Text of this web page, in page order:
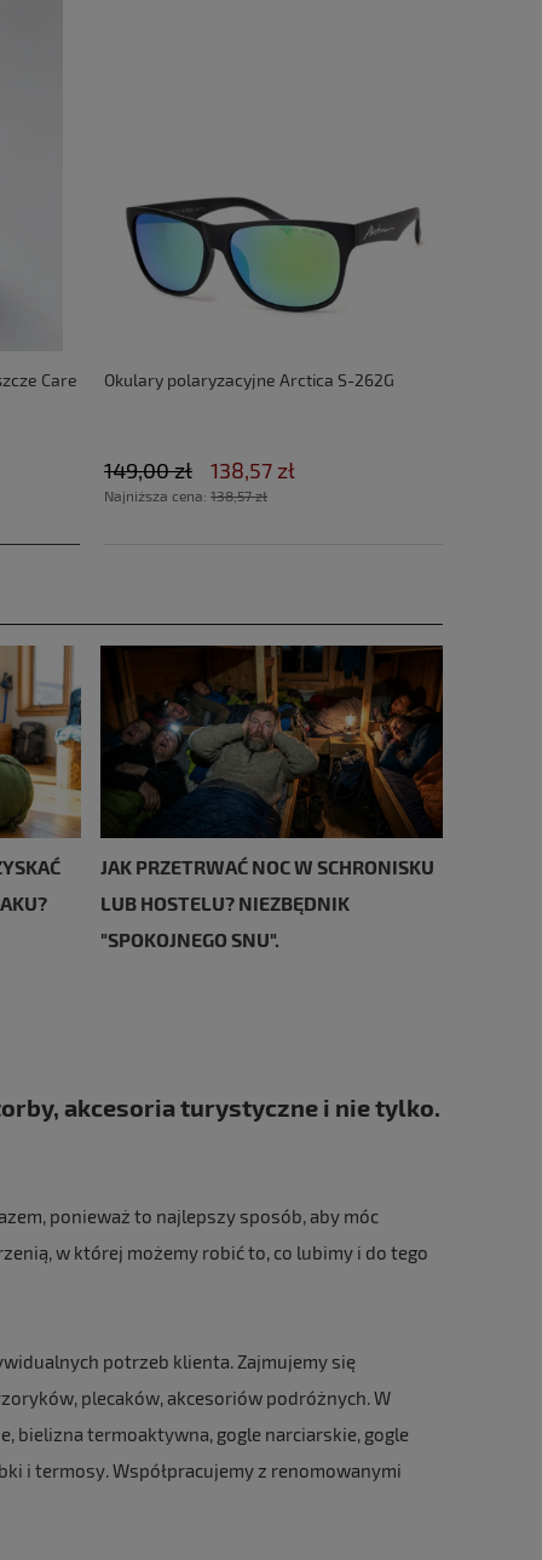
Care Okulary polaryzacyjne Arctica S-262G
138,57 zł
149,00 zł
Najniższa cena: 138,57 zł
JAK PRZETRWAĆ NOC W SCHRONISKU
LUB HOSTELU? NIEZBĘDNIK
"SPOKOJNEGO SNU".
akcesoria turystyczne i nie tylko.
ponieważ to najlepszy sposób, aby móc
w której możemy robić to, co lubimy i do tego
potrzeb klienta. Zajmujemy się
plecaków, akcesoriów podróżnych. W
bielizna termoaktywna, gogle narciarskie, gogle
i termosy. Współpracujemy z renomowanymi